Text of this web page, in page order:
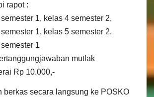
rapot :
1, kelas 4 semester 2,
1, kelas 5 semester 2,
1
mutlak
Rp 10.000,-
berkas secara langsung ke POSKO